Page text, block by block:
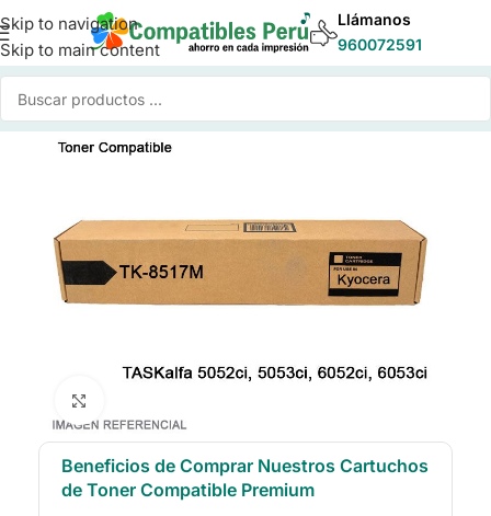
Skip to navigation
Skip to main content
Llámanos
960072591
Inicio/Toner para Impresoras/Toner Compatible Kyocera
Beneficios de Comprar Nuestros Cartuchos
de Toner Compatible Premium